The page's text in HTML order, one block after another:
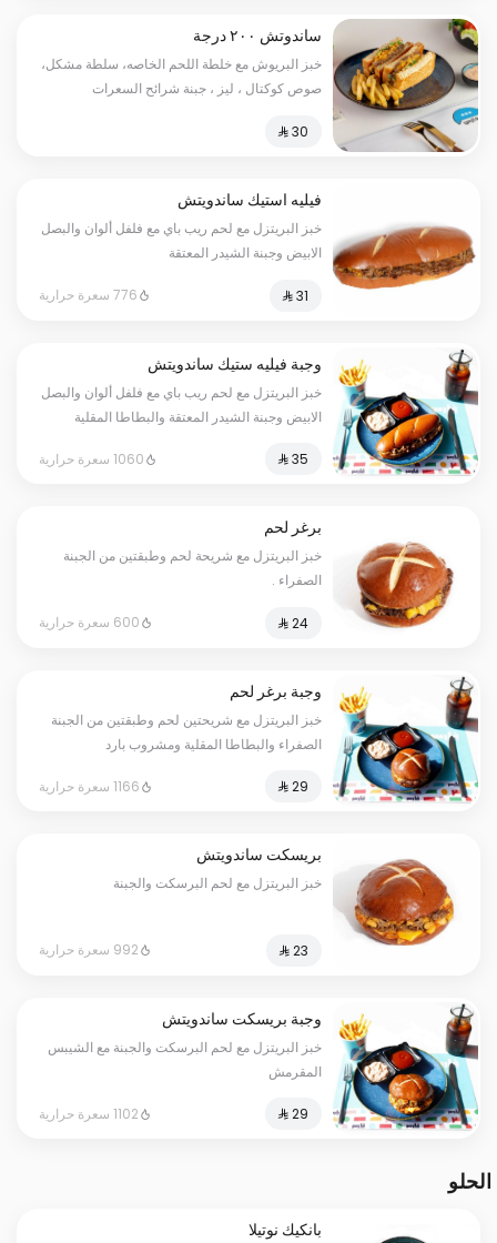
ساندوتش ٢٠٠ درجة
خبز البريوش مع خلطة اللحم الخاصه، سلطة مشكل،
صوص كوكتال ، ليز ، جبنة شرائح السعرات
فيليه استيك ساندويتش
خبز البريتزل مع لحم ريب باي مع فلفل ألوان والبصل
الابيض وجبنة الشيدر المعتقة
776 سعرة حرارية
وجبة فيليه ستيك ساندويتش
خبز البريتزل مع لحم ريب باي مع فلفل ألوان والبصل
الابيض وجبنة الشيدر المعتقة والبطاطا المقلية
1060 سعرة حرارية
برغر لحم
خبز البريتزل مع شريحة لحم وطبقتين من الجبنة
الصفراء .
⁨⁦‪‬ 24⁩ 600 سعرة حرارية
وجبة برغر لحم
خبز البريتزل مع شريحتين لحم وطبقتين من الجبنة
الصفراء والبطاطا المقلية ومشروب بارد
1166 سعرة حرارية
بريسكت ساندويتش
خبز البريتزل مع لحم البرسكت والجبنة
992 سعرة حرارية
وجبة بريسكت ساندويتش
خبز البريتزل مع لحم البرسكت والجبنة مع الشيبس
المقرمش
1102 سعرة حرارية
الحلو
بانكيك نوتيلا